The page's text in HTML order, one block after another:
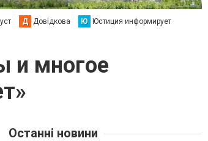
Д Довідкова Ю Юстиция информирует
и многое
Останні новини